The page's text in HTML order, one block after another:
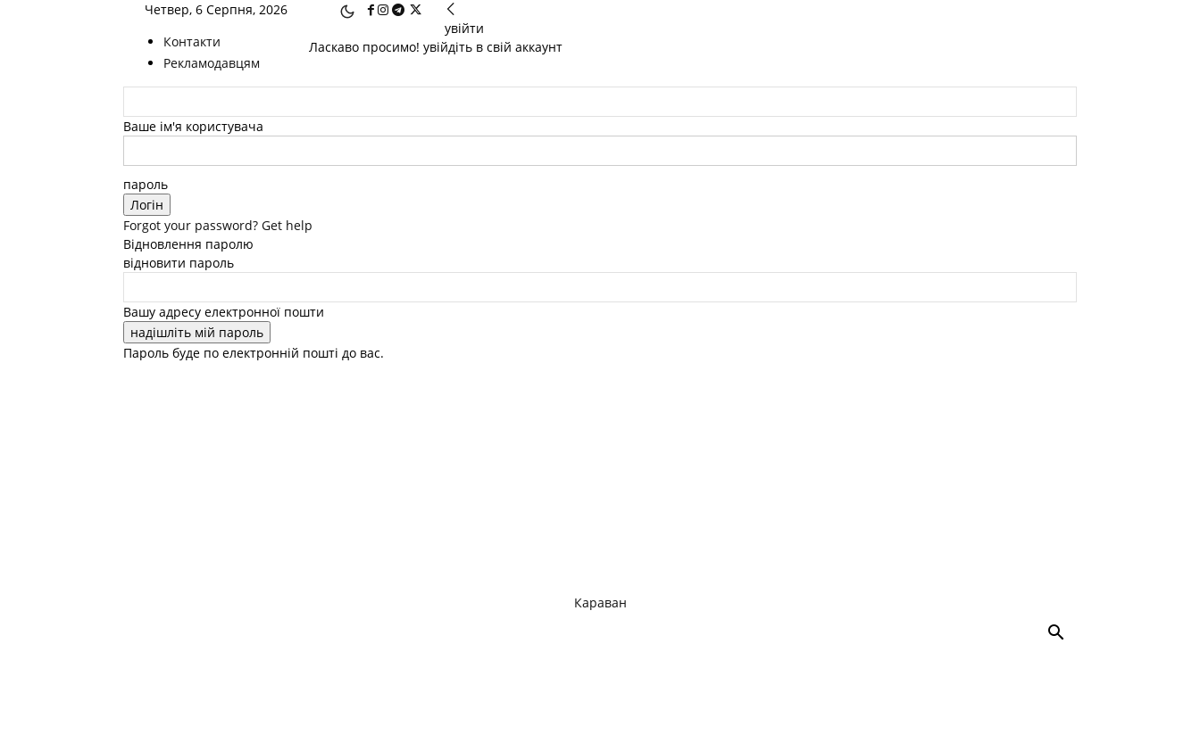
Четвер, 6 Серпня, 2026
Контакти
Рекламодавцям
увійти
Ласкаво просимо! увійдіть в свій аккаунт
Ваше ім'я користувача
пароль
Forgot your password? Get help
Відновлення паролю
відновити пароль
Вашу адресу електронної пошти
Пароль буде по електронній пошті до вас.
Караван